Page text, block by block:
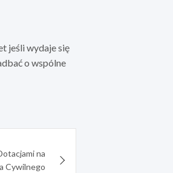
jeśli wydaje się
o wspólne
na
Cywilnego